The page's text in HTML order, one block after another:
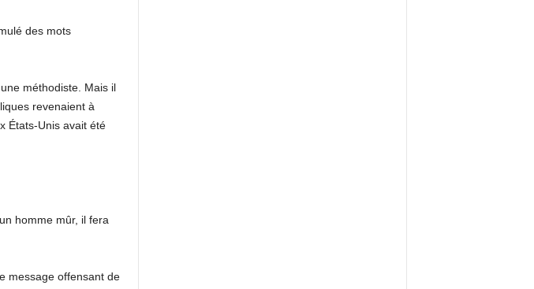
des mots
méthodiste. Mais il
revenaient à
États-Unis avait été
homme mûr, il fera
message offensant de